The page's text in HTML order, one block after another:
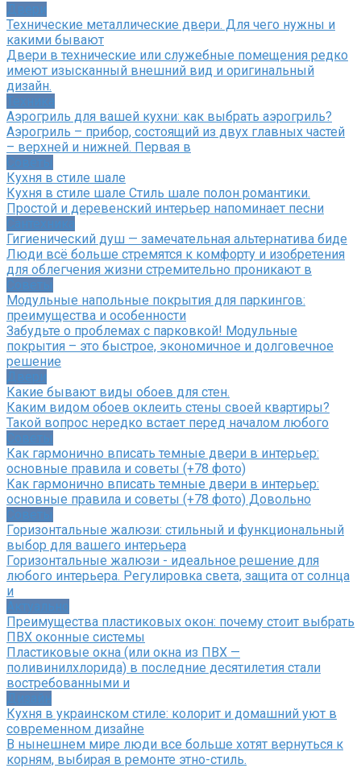
Двери
Технические металлические двери. Для чего нужны и
какими бывают
Двери в технические или служебные помещения редко
имеют изысканный внешний вид и оригинальный
дизайн.
Техника
Аэрогриль для вашей кухни: как выбрать аэрогриль?
Аэрогриль – прибор, состоящий из двух главных частей
– верхней и нижней. Первая в
Советы
Кухня в стиле шале
Кухня в стиле шале Стиль шале полон романтики.
Простой и деревенский интерьер напоминает песни
Сантехника
Гигиенический душ — замечательная альтернатива биде
Люди всё больше стремятся к комфорту и изобретения
для облегчения жизни стремительно проникают в
Советы
Модульные напольные покрытия для паркингов:
преимущества и особенности
Забудьте о проблемах с парковкой! Модульные
покрытия – это быстрое, экономичное и долговечное
решение
Двери
Какие бывают виды обоев для стен.
Каким видом обоев оклеить стены своей квартиры?
Такой вопрос нередко встает перед началом любого
Советы
Как гармонично вписать темные двери в интерьер:
основные правила и советы (+78 фото)
Как гармонично вписать темные двери в интерьер:
основные правила и советы (+78 фото) Довольно
Советы
Горизонтальные жалюзи: стильный и функциональный
выбор для вашего интерьера
Горизонтальные жалюзи - идеальное решение для
любого интерьера. Регулировка света, защита от солнца
и
Актуально
Преимущества пластиковых окон: почему стоит выбрать
ПВХ оконные системы
Пластиковые окна (или окна из ПВХ —
поливинилхлорида) в последние десятилетия стали
востребованными и
Дизайн
Кухня в украинском стиле: колорит и домашний уют в
современном дизайне
В нынешнем мире люди все больше хотят вернуться к
корням, выбирая в ремонте этно-стиль.